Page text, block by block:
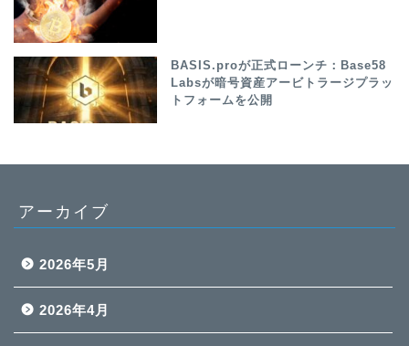
BASIS.proが正式ローンチ：Base58
Labsが暗号資産アービトラージプラッ
トフォームを公開
アーカイブ
2026年5月
2026年4月